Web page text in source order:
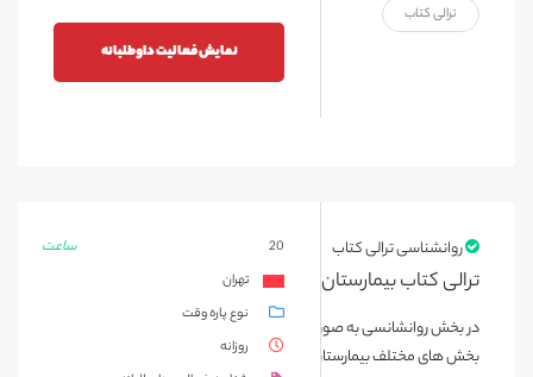
ترالی کتاب
نمایش فعالیت داوطلبانه
روانشناسی ترالی کتاب
ترالی کتاب بیمارستان محک
در بخش روانشانسی به صورت هفتگی و در روزهای خاص، ترالی کتاب در
بخش های مختلف بیمارستان که اجازه ورود به آنها وجود دارد، همراه با
ساعت
20
تهران
نوع پاره وقت
روزانه